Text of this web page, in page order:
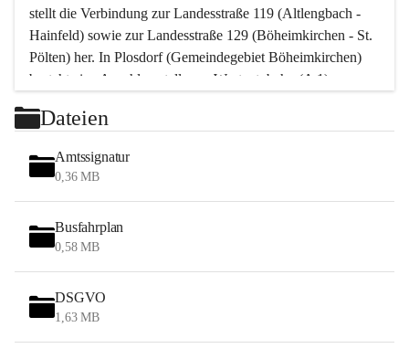
stellt die Verbindung zur Landesstraße 119 (Altlengbach -
Hainfeld) sowie zur Landesstraße 129 (Böheimkirchen - St.
Pölten) her. In Plosdorf (Gemeindegebiet Böheimkirchen)
besteht eine Anschlussstelle zur Westautobahn (A 1).
Wien erreicht man in ca. 45 Minuten.
Stössing zählt noch zum Naherholungsraum Wien sowie
zum Naherholungsraum St. Pölten. Viele Bauernhöfe hatten
„ihre Wiener“. Seit 1960 bauten viele Wiener
Wochenendhäuser im Gemeindegebiet. Wegen des
waldreichen Jagdgebietes haben viele Jagdpächter ihre
Das Wandern ist aus touristischer Sicht die bedeutendste
Tätigkeit. Das hügelige Gebiet mit Wanderwegen durch
Wiesen, Wälder und Obstkulturen lädt dazu ein. Gefördert
Dateien
Amtssignatur
0,36 MB
Busfahrplan
0,58 MB
DSGVO
1,63 MB